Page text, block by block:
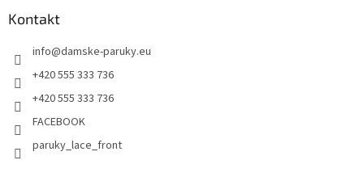
Kontakt
info@damske-paruky.eu
+420 555 333 736
+420 555 333 736
FACEBOOK
paruky_lace_front